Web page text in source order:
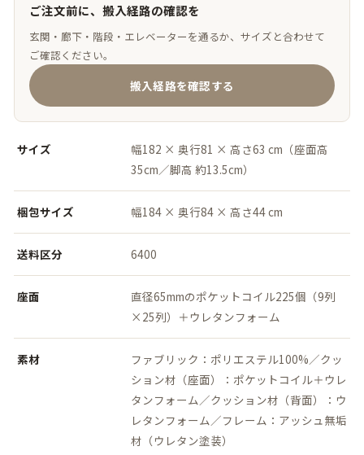
ご注文前に、搬入経路の確認を
玄関・廊下・階段・エレベーターを通るか、サイズと合わせて
ご確認ください。
搬入経路を確認する
サイズ
幅182 × 奥行81 × 高さ63 cm（座面高
35cm／脚高 約13.5cm）
梱包サイズ 幅184 × 奥行84 × 高さ44 cm
送料区分 6400
座面
直径65mmのポケットコイル225個（9列
×25列）＋ウレタンフォーム
素材
ファブリック：ポリエステル100%／クッ
ション材（座面）：ポケットコイル＋ウレ
タンフォーム／クッション材（背面）：ウ
レタンフォーム／フレーム：アッシュ無垢
材（ウレタン塗装）